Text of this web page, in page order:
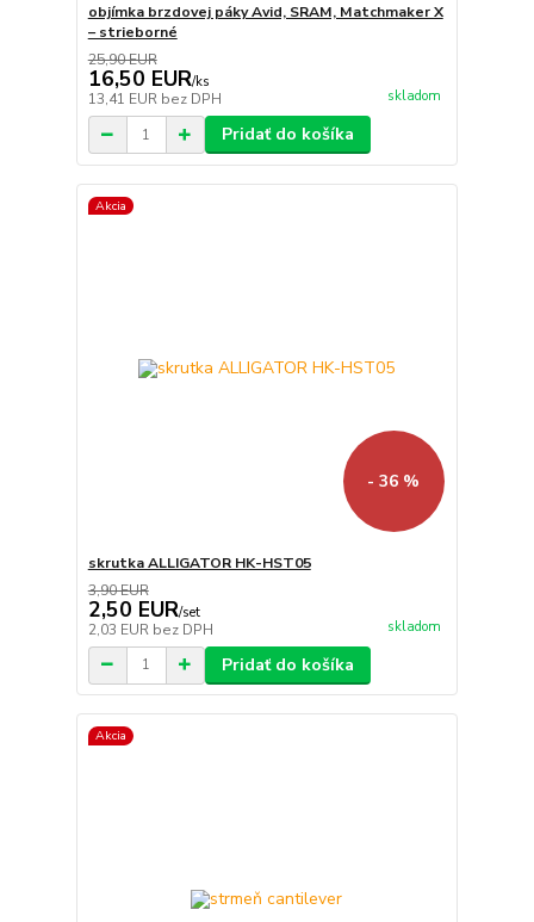
objímka brzdovej páky Avid, SRAM, Matchmaker X
– strieborné
25,90 EUR
16,50 EUR/ks
13,41 EUR bez DPH skladom
Pridať do košíka
Akcia
- 36 %
skrutka ALLIGATOR HK-HST05
3,90 EUR
2,50 EUR/set
2,03 EUR bez DPH skladom
Pridať do košíka
Akcia